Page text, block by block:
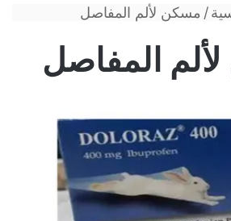
/ مسكن لألم المفاصل
المفاصل